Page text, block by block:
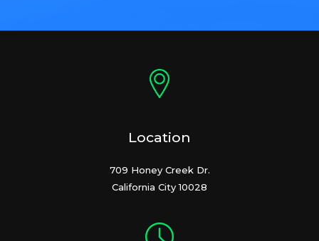
Location
709 Honey Creek Dr.
California City 10028